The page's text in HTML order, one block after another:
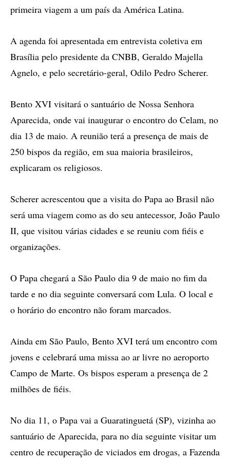
primeira viagem a um país da América Latina.
A agenda foi apresentada em entrevista coletiva em
Brasília pelo presidente da CNBB, Geraldo Majella
Agnelo, e pelo secretário-geral, Odilo Pedro Scherer.
Bento XVI visitará o santuário de Nossa Senhora
Aparecida, onde vai inaugurar o encontro do Celam, no
dia 13 de maio. A reunião terá a presença de mais de
250 bispos da região, em sua maioria brasileiros,
explicaram os religiosos.
Scherer acrescentou que a visita do Papa ao Brasil não
será uma viagem como as do seu antecessor, João Paulo
II, que visitou várias cidades e se reuniu com fiéis e
organizações.
O Papa chegará a São Paulo dia 9 de maio no fim da
tarde e no dia seguinte conversará com Lula. O local e
o horário do encontro não foram marcados.
Ainda em São Paulo, Bento XVI terá um encontro com
jovens e celebrará uma missa ao ar livre no aeroporto
Campo de Marte. Os bispos esperam a presença de 2
milhões de fiéis.
No dia 11, o Papa vai a Guaratinguetá (SP), vizinha ao
santuário de Aparecida, para no dia seguinte visitar um
centro de recuperação de viciados em drogas, a Fazenda